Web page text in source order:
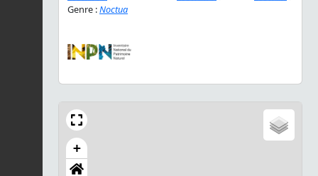
Genre :Noctua
+